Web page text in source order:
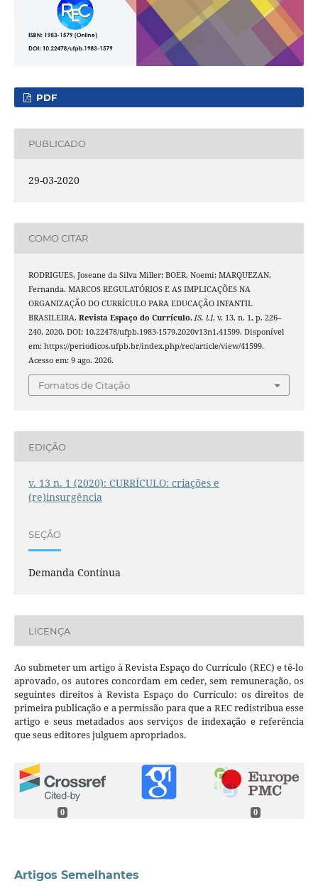
PDF
PUBLICADO
29-03-2020
COMO CITAR
RODRIGUES, Joseane da Silva Miller; BOER, Noemi; MARQUEZAN,
Fernanda. MARCOS REGULATÓRIOS E AS IMPLICAÇÕES NA
ORGANIZAÇÃO DO CURRÍCULO PARA EDUCAÇÃO INFANTIL
BRASILEIRA. Revista Espaço do Currículo, [S. l.], v. 13, n. 1, p. 226–
240, 2020. DOI: 10.22478/ufpb.1983-1579.2020v13n1.41599. Disponível
em: https://periodicos.ufpb.br/index.php/rec/article/view/41599.
Acesso em: 9 ago. 2026.
Fomatos de Citação
EDIÇÃO
v. 13 n. 1 (2020): CURRÍCULO: criações e
(re)insurgência
SEÇÃO
Demanda Contínua
LICENÇA
Ao submeter um artigo à Revista Espaço do Currículo (REC) e tê-lo
aprovado, os autores concordam em ceder, sem remuneração, os
seguintes direitos à Revista Espaço do Currículo: os direitos de
primeira publicação e a permissão para que a REC redistribua esse
artigo e seus metadados aos serviços de indexação e referência
que seus editores julguem apropriados.
0 0
Artigos Semelhantes